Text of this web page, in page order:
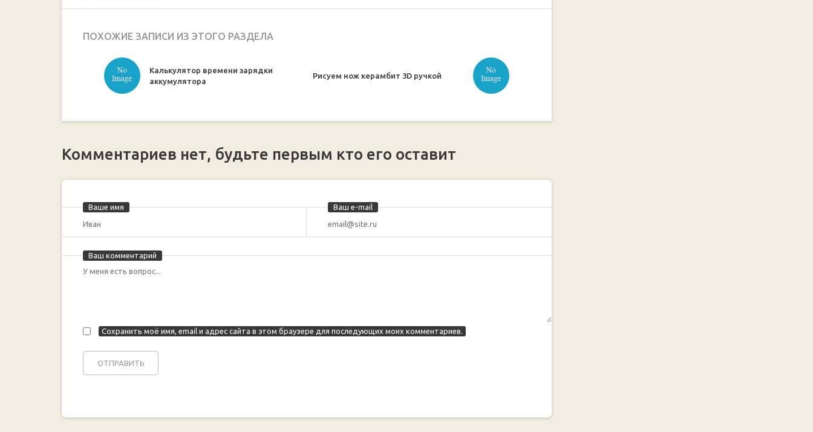
ПОХОЖИЕ ЗАПИСИ ИЗ ЭТОГО РАЗДЕЛА
Калькулятор времени зарядки
аккумулятора
Рисуем нож керамбит 3D ручкой
Комментариев нет, будьте первым кто его оставит
Ваше имя Ваш e-mail
Ваш комментарий
Сохранить моё имя, email и адрес сайта в этом браузере для последующих моих комментариев.